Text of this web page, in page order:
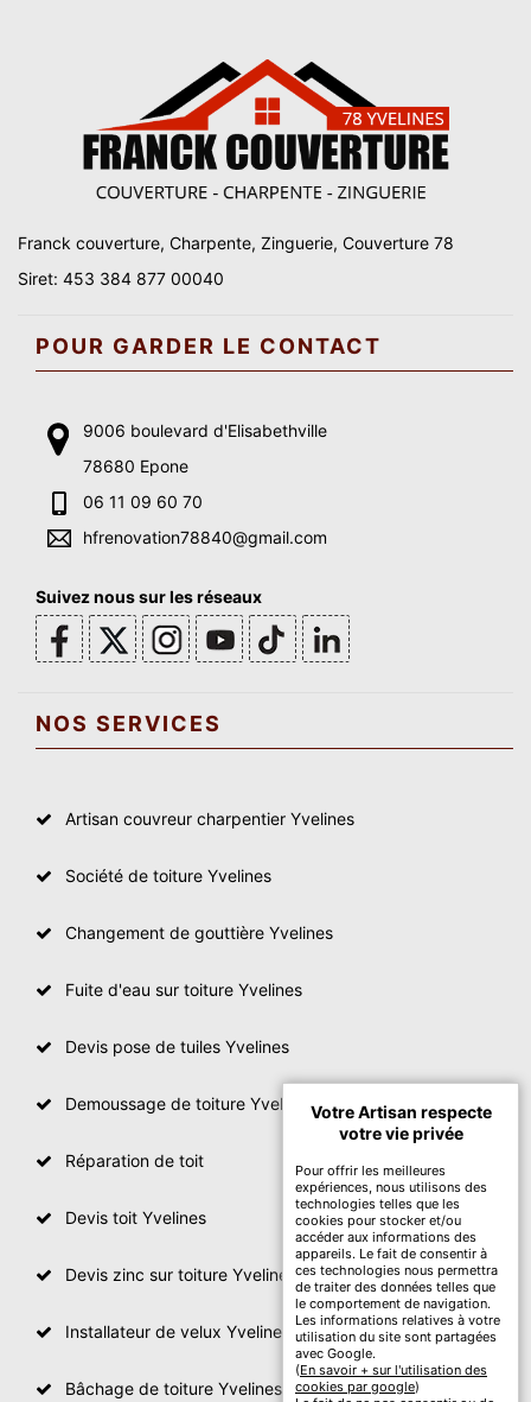
Franck couverture, Charpente, Zinguerie, Couverture 78
Siret: 453 384 877 00040
POUR GARDER LE CONTACT
9006 boulevard d'Elisabethville
78680 Epone
06 11 09 60 70
hfrenovation78840@gmail.com
Suivez nous sur les réseaux
NOS SERVICES
Artisan couvreur charpentier Yvelines
Société de toiture Yvelines
Changement de gouttière Yvelines
Fuite d'eau sur toiture Yvelines
Devis pose de tuiles Yvelines
Demoussage de toiture Yvelines
Réparation de toit
Devis toit Yvelines
Devis zinc sur toiture Yvelines
Installateur de velux Yvelines
Bâchage de toiture Yvelines
Votre Artisan respecte
votre vie privée
Pour offrir les meilleures
expériences, nous utilisons des
technologies telles que les
cookies pour stocker et/ou
accéder aux informations des
appareils. Le fait de consentir à
ces technologies nous permettra
de traiter des données telles que
le comportement de navigation.
Les informations relatives à votre
utilisation du site sont partagées
avec Google.
(En savoir + sur l'utilisation des
cookies par google)